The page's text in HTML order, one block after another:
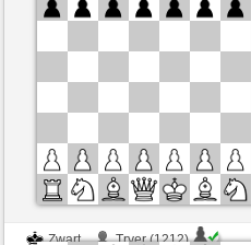
Zwart
Tryer (1212)